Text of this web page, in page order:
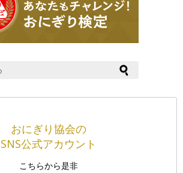
おにぎり協会の
SNS公式アカウント
こちらから是非